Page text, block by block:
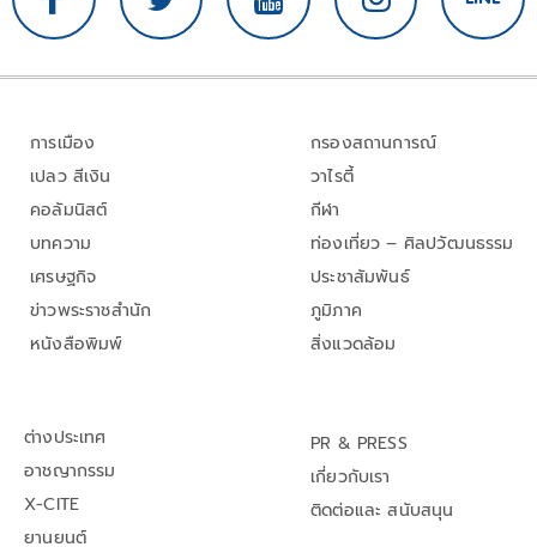
การเมือง
เปลว สีเงิน
คอลัมนิสต์
บทความ
เศรษฐกิจ
ข่าวพระราชสำนัก
หนังสือพิมพ์
กรองสถานการณ์
วาไรตี้
กีฬา
ท่องเที่ยว – ศิลปวัฒนธรรม
ประชาสัมพันธ์
ภูมิภาค
สิ่งแวดล้อม
ต่างประเทศ
อาชญากรรม
X-CITE
ยานยนต์
PR & PRESS
เกี่ยวกับเรา
ติดต่อและ สนับสนุน